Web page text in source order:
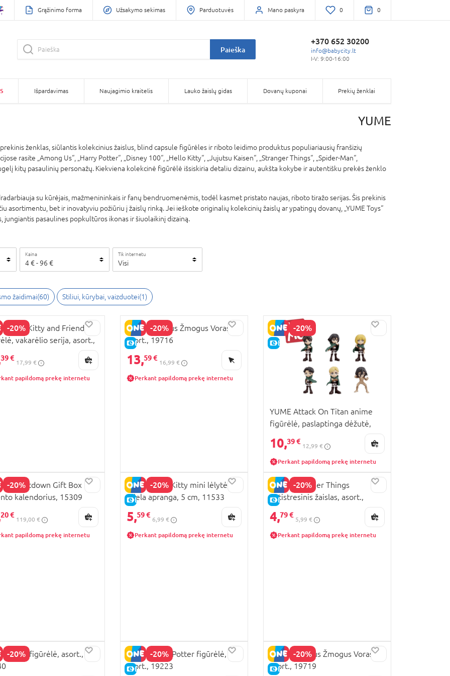
Grąžinimo forma Užsakymo sekimas Parduotuvės Mano paskyra 0 0
Paieška
+370 652 30200
info@babycity.lt
I-V: 9:00-16:00
Išpardavimas Naujagimio kraitelis Lauko žaislų gidas Dovanų kuponai Prekių ženklai
YUME
ženklas, siūlantis kolekcinius žaislus, blind capsule figūrėles ir riboto leidimo produktus populiariausių franšizių
rasite „Among Us“, „Harry Potter“, „Disney 100“, „Hello Kitty“, „Jujutsu Kaisen“, „Stranger Things“, „Spider-Man“,
kitų pasaulinių personažų. Kiekviena kolekcinė figūrėlė išsiskiria detaliu dizainu, aukšta kokybe ir autentišku prekės ženklo
su kūrėjais, mažmenininkais ir fanų bendruomenėmis, todėl kasmet pristato naujas, riboto tiražo serijas. Šis prekinis
asortimentu, bet ir inovatyviu požiūriu į žaislų rinką. Jei ieškote originalių kolekcinių žaislų ar ypatingų dovanų, „YUME Toys“
jungiantis pasaulines popkultūros ikonas ir šiuolaikinį dizainą.
Kaina
4€- 96 €
Tik internetu
Visi
žaidimai(60) Stiliui, kūrybai, vaizduotei(1)
-20%
Hello Kitty and Friends
vakarėlio serija, asort.,
39 €
17,99 €
papildomą prekę internetu
-20%
E-KAINA
YUME Herojus Žmogus Voras
asort., 19716
13,59 €
16,99 €
Perkant papildomą prekę internetu
-20%
E-KAINA
YUME Attack On Titan anime
figūrėlė, paslaptinga dėžutė,
10,39 €
12,99 €
Perkant papildomą prekę internetu
-20%
Countdown Gift Box
kalendorius, 15309
20 €
119,00 €
papildomą prekę internetu
-20%
E-KAINA
YUME Hello Kitty mini lėlytės su
miela apranga, 5 cm, 11533
5,59 €
6,99 €
Perkant papildomą prekę internetu
-20%
E-KAINA
YUME Stranger Things
antistresinis žaislas, asort.,
15098
4,79 €
5,99 €
Perkant papildomą prekę internetu
-20%
Stitch figūrėlė, asort.,
-20%
E-KAINA
YUME Harry Potter figūrėlė,
asort., 19223
-20%
E-KAINA
YUME Herojus Žmogus Voras
asort., 19719